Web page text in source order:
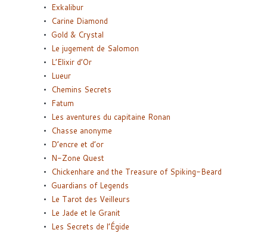
Exkalibur
Carine Diamond
Gold & Crystal
Le jugement de Salomon
L’Elixir d’Or
Lueur
Chemins Secrets
Fatum
Les aventures du capitaine Ronan
Chasse anonyme
D’encre et d’or
N-Zone Quest
Chickenhare and the Treasure of Spiking-Beard
Guardians of Legends
Le Tarot des Veilleurs
Le Jade et le Granit
Les Secrets de l’Égide